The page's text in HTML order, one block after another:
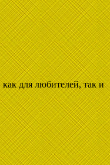
для любителей, так и